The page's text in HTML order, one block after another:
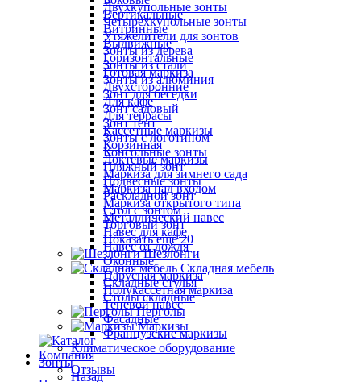
Двухкупольные зонты
Четырехкупольные зонты
Утяжелители для зонтов
Зонты из дерева
Зонты из стали
Зонты из алюминия
Зонт для беседки
Зонт садовый
Зонт тент
Зонты с логотипом
Консольные зонты
Пляжный зонт
Подвесные зонты
Раскладной зонт
Стол с зонтом
Торговый зонт
Показать ещё 20
Шезлонги
Складная мебель
Складные стулья
Столы складные
Перголы
Маркизы
Компания
Отзывы
Вертикальные
Витринные
Выдвижные
Горизонтальные
Готовая маркиза
Двухсторонние
Для кафе
Для террасы
Кассетные маркизы
Корзинная
Локтевые маркизы
Маркиза для зимнего сада
Маркиза над входом
Маркиза открытого типа
Металлический навес
Навес для кафе
Навес от дождя
Оконные
Парусная маркиза
Полукассетная маркиза
Теневой навес
Фасадные
Французские маркизы
Климатическое оборудование
Зонты
Назад